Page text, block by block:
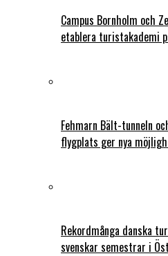
Campus Bornholm och
etablera turistakademi
Fehmarn Bält-tunneln
flygplats ger nya
Rekordmånga danska
svenskar semestrar i